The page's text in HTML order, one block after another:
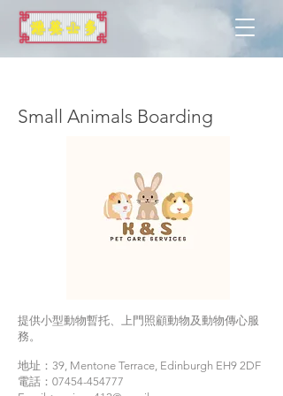
Small Animals Boarding
提供小型動物暫托、上門照顧動物及動物傳心服
務。
地址：39, Mentone Terrace, Edinburgh EH9 2DF
電話：07454-454777